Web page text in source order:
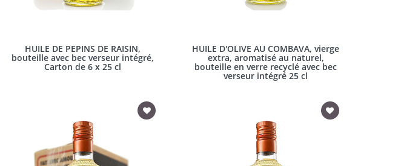
HUILE DE PEPINS DE RAISIN,
bouteille avec bec verseur intégré,
Carton de 6 x 25 cl
HUILE D'OLIVE AU COMBAVA, vierge
extra, aromatisé au naturel,
bouteille en verre recyclé avec bec
verseur intégré 25 cl